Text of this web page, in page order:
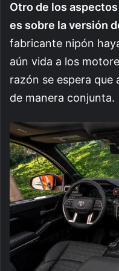
Otro de los
es sobre la versión
fabricante nipón
aún vida a los
razón se espera que
de manera conjunta.